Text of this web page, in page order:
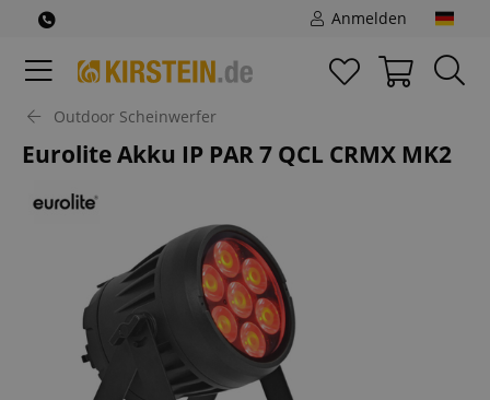
Anmelden
Outdoor Scheinwerfer
Eurolite Akku IP PAR 7 QCL CRMX MK2